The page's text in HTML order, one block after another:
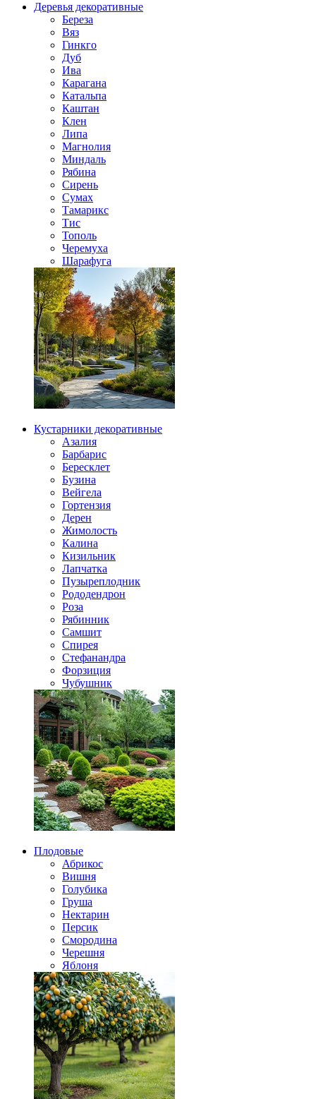
Деревья декоративные
Береза
Вяз
Гинкго
Дуб
Ива
Карагана
Катальпа
Каштан
Клен
Липа
Магнолия
Миндаль
Рябина
Сирень
Сумах
Тамарикс
Тис
Тополь
Черемуха
Шарафуга
Кустарники декоративные
Азалия
Барбарис
Бересклет
Бузина
Вейгела
Гортензия
Дерен
Жимолость
Калина
Кизильник
Лапчатка
Пузыреплодник
Рододендрон
Роза
Рябинник
Самшит
Спирея
Стефанандра
Форзиция
Чубушник
Плодовые
Абрикос
Вишня
Голубика
Груша
Нектарин
Персик
Смородина
Черешня
Яблоня